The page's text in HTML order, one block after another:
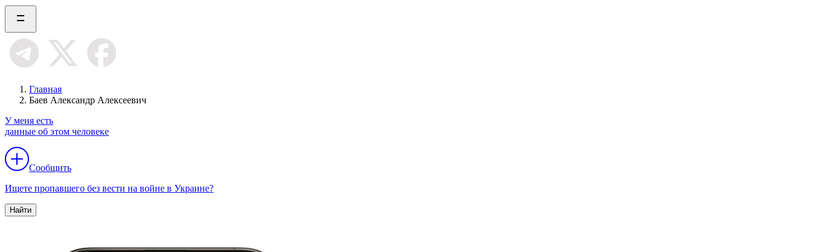
Главная
Баев Александр Алексеевич
У меня есть
данные об этом человеке
Сообщить
Ищете пропавшего без вести на войне в Украине?
Найти